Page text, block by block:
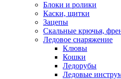
Блоки и ролики
Каски, щитки
Зацепы
Скальные крючья,
Ледовое снаряжение
Клювы
Кошки
Ледорубы
Ледовые